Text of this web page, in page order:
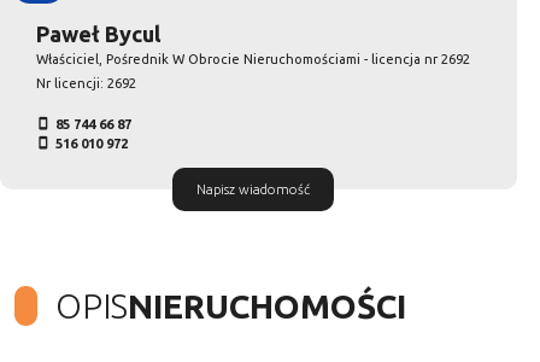
Paweł Bycul
Właściciel, Pośrednik W Obrocie Nieruchomościami - licencja nr 2692
Nr licencji: 2692
85 744 66 87
516 010 972
Napisz wiadomość
OPISNIERUCHOMOŚCI